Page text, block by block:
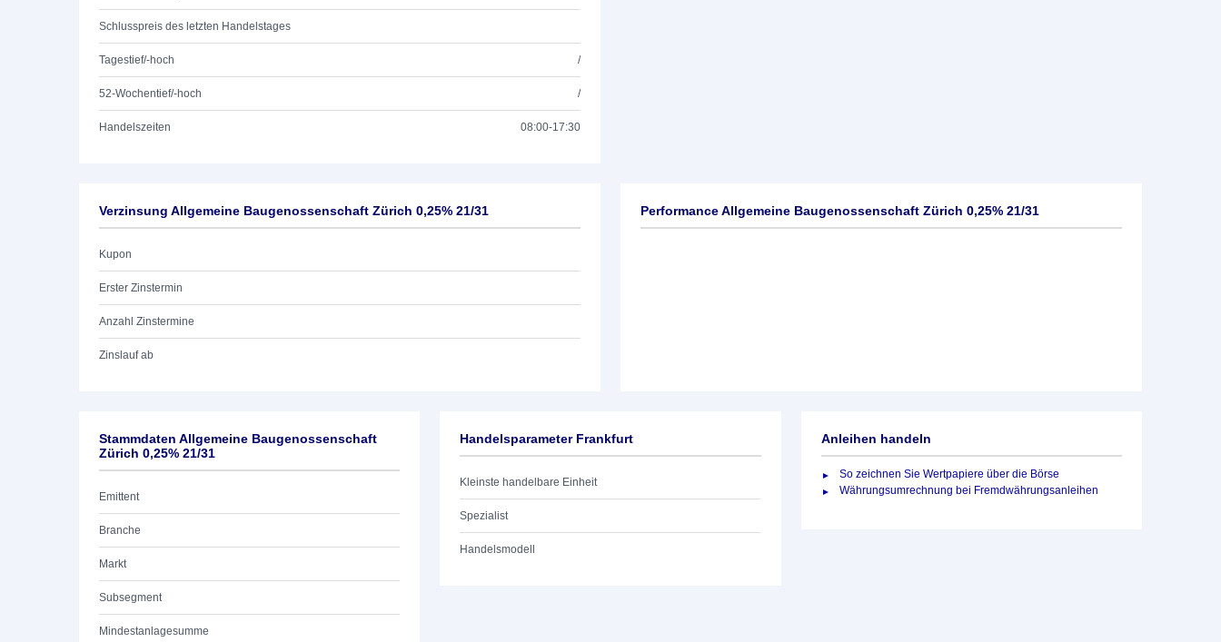
Schlusspreis des letzten Handelstages
Tagestief/-hoch /
52-Wochentief/-hoch /
Handelszeiten 08:00-17:30
Verzinsung Allgemeine Baugenossenschaft Zürich 0,25% 21/31
Kupon
Erster Zinstermin
Anzahl Zinstermine
Zinslauf ab
Performance Allgemeine Baugenossenschaft Zürich 0,25% 21/31
Stammdaten Allgemeine Baugenossenschaft
Zürich 0,25% 21/31
Emittent
Branche
Markt
Subsegment
Mindestanlagesumme
Handelsparameter Frankfurt
Kleinste handelbare Einheit
Spezialist
Handelsmodell
Anleihen handeln
So zeichnen Sie Wertpapiere über die Börse
Währungsumrechnung bei Fremdwährungsanleihen